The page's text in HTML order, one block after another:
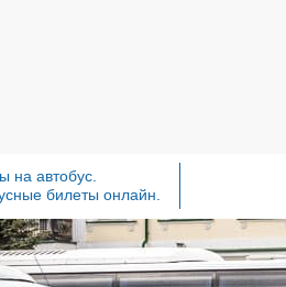
на автобус.
билеты онлайн.